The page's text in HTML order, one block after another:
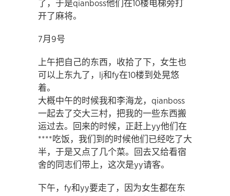
了，于是qianboss他们在10楼电梯旁打
开了麻将。
7月9号
上午把自己的东西，收拾了下，女生也
可以上东九了，lj和fy在10楼到处晃悠
着。
大概中午的时候我和李海龙，qianboss
一起去了交大三村，把我的一些东西搬
运过去。回来的时候，正赶上yy他们在
****吃饭，我们到的时候他们已经吃了大
半，于是又点了几个菜。回去又给看宿
舍的同志们带上，这次是yy请客。
下午，fy和yy要走了，因为女生都在东